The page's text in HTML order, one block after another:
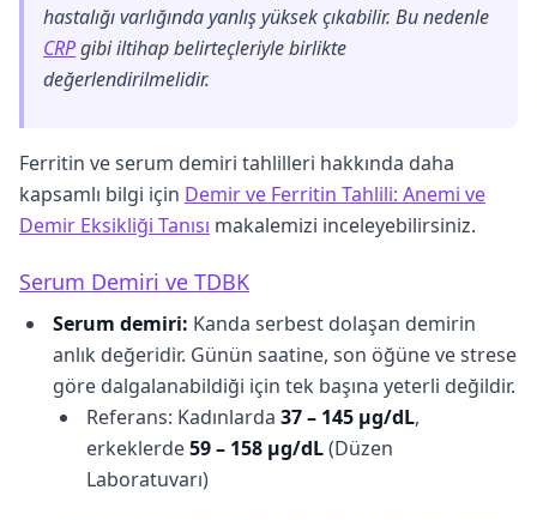
hastalığı varlığında yanlış yüksek çıkabilir. Bu nedenle
CRPgibi iltihap belirteçleriyle birlikte
değerlendirilmelidir.
Ferritin ve serum demiri tahlilleri hakkında daha
kapsamlı bilgi için Demir ve Ferritin Tahlili: Anemi ve
Demir Eksikliği Tanısı makalemizi inceleyebilirsiniz.
Serum Demiri ve TDBK
Serum demiri: Kanda serbest dolaşan demirin
anlık değeridir. Günün saatine, son öğüne ve strese
göre dalgalanabildiği için tek başına yeterli değildir.
Referans: Kadınlarda 37 – 145 μg/dL,
erkeklerde59 – 158 μg/dL(Düzen
Laboratuvarı)